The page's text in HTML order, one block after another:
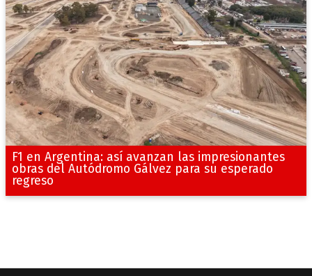
F1 en Argentina: así avanzan las impresionantes
obras del Autódromo Gálvez para su esperado
regreso